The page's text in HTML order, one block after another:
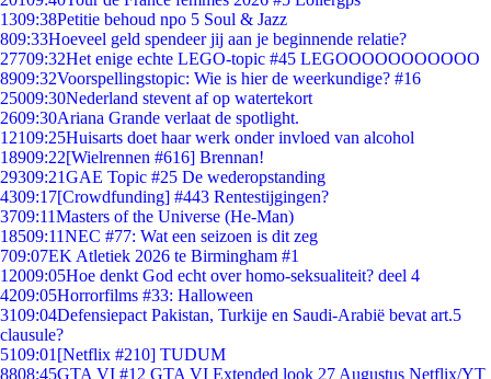
1309:38Petitie behoud npo 5 Soul & Jazz
809:33Hoeveel geld spendeer jij aan je beginnende relatie?
27709:32Het enige echte LEGO-topic #45 LEGOOOOOOOOOOO
8909:32Voorspellingstopic: Wie is hier de weerkundige? #16
25009:30Nederland stevent af op watertekort
2609:30Ariana Grande verlaat de spotlight.
12109:25Huisarts doet haar werk onder invloed van alcohol
18909:22[Wielrennen #616] Brennan!
29309:21GAE Topic #25 De wederopstanding
4309:17[Crowdfunding] #443 Rentestijgingen?
3709:11Masters of the Universe (He-Man)
18509:11NEC #77: Wat een seizoen is dit zeg
709:07EK Atletiek 2026 te Birmingham #1
12009:05Hoe denkt God echt over homo-seksualiteit? deel 4
4209:05Horrorfilms #33: Halloween
3109:04Defensiepact Pakistan, Turkije en Saudi-Arabië bevat art.5
clausule?
5109:01 [Netflix #210] TUDUM
8808:45GTA VI #12 GTA VI Extended look 27 Augustus Netflix/YT